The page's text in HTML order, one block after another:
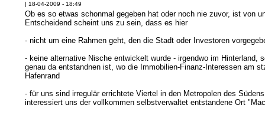
| 18-04-2009 - 18:49
Ob es so etwas schonmal gegeben hat oder noch nie zuvor, ist von
Entscheidend scheint uns zu sein, dass es hier
- nicht um eine Rahmen geht, den die Stadt oder Investoren
- keine alternative Nische entwickelt wurde - irgendwo im Hinterland,
genau da entstandnen ist, wo die Immobilien-Finanz-Interessen am
Hafenrand
- für uns sind irregulär errichtete Viertel in den Metropolen des
interessiert uns der vollkommen selbstverwaltet entstandene Ort